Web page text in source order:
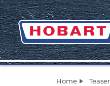
Home Teaser